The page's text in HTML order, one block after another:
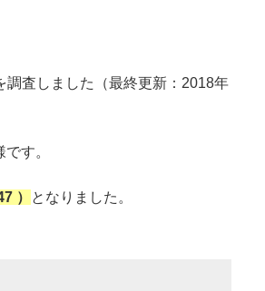
調査しました（最終更新：2018年
す。
） となりました。